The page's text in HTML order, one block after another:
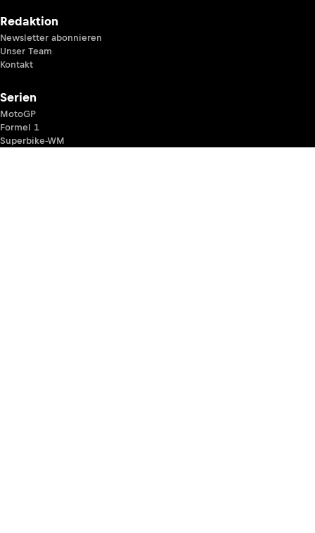
Redaktion
Newsletter abonnieren
Unser Team
Kontakt
Serien
MotoGP
Formel 1
Superbike-WM